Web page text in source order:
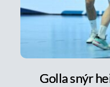
Golla snýr